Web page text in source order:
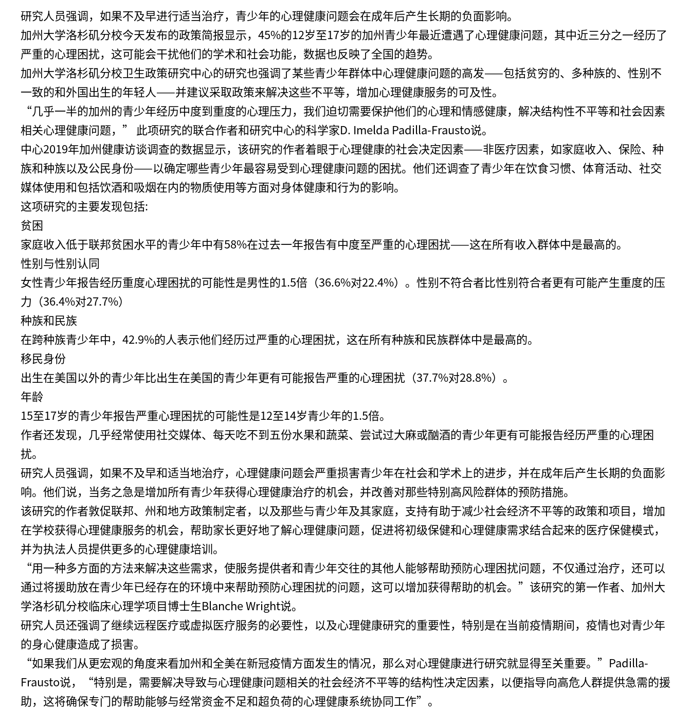
研究人员强调，如果不及早进行适当治疗，青少年的心理健康问题会在成年后产生长期的负面影响。
加州大学洛杉矶分校今天发布的政策简报显示，45%的12岁至17岁的加州青少年最近遭遇了心理健康问题，其中近三分之一经历了
严重的心理困扰，这可能会干扰他们的学术和社会功能，数据也反映了全国的趋势。
加州大学洛杉矶分校卫生政策研究中心的研究也强调了某些青少年群体中心理健康问题的高发——包括贫穷的、多种族的、性别不
一致的和外国出生的年轻人——并建议采取政策来解决这些不平等，增加心理健康服务的可及性。
“几乎一半的加州的青少年经历中度到重度的心理压力，我们迫切需要保护他们的心理和情感健康，解决结构性不平等和社会因素
相关心理健康问题，” 此项研究的联合作者和研究中心的科学家D. Imelda Padilla-Frausto说。
中心2019年加州健康访谈调查的数据显示，该研究的作者着眼于心理健康的社会决定因素——非医疗因素，如家庭收入、保险、种
族和种族以及公民身份——以确定哪些青少年最容易受到心理健康问题的困扰。他们还调查了青少年在饮食习惯、体育活动、社交
媒体使用和包括饮酒和吸烟在内的物质使用等方面对身体健康和行为的影响。
这项研究的主要发现包括:
贫困
家庭收入低于联邦贫困水平的青少年中有58%在过去一年报告有中度至严重的心理困扰——这在所有收入群体中是最高的。
性别与性别认同
女性青少年报告经历重度心理困扰的可能性是男性的1.5倍（36.6%对22.4%）。性别不符合者比性别符合者更有可能产生重度的压
力（36.4%对27.7%）
种族和民族
在跨种族青少年中，42.9%的人表示他们经历过严重的心理困扰，这在所有种族和民族群体中是最高的。
移民身份
出生在美国以外的青少年比出生在美国的青少年更有可能报告严重的心理困扰（37.7%对28.8%）。
年龄
15至17岁的青少年报告严重心理困扰的可能性是12至14岁青少年的1.5倍。
作者还发现，几乎经常使用社交媒体、每天吃不到五份水果和蔬菜、尝试过大麻或酗酒的青少年更有可能报告经历严重的心理困
扰。
研究人员强调，如果不及早和适当地治疗，心理健康问题会严重损害青少年在社会和学术上的进步，并在成年后产生长期的负面影
响。他们说，当务之急是增加所有青少年获得心理健康治疗的机会，并改善对那些特别高风险群体的预防措施。
该研究的作者敦促联邦、州和地方政策制定者，以及那些与青少年及其家庭，支持有助于减少社会经济不平等的政策和项目，增加
在学校获得心理健康服务的机会，帮助家长更好地了解心理健康问题，促进将初级保健和心理健康需求结合起来的医疗保健模式，
并为执法人员提供更多的心理健康培训。
“用一种多方面的方法来解决这些需求，使服务提供者和青少年交往的其他人能够帮助预防心理困扰问题，不仅通过治疗，还可以
通过将援助放在青少年已经存在的环境中来帮助预防心理困扰的问题，这可以增加获得帮助的机会。”该研究的第一作者、加州大
学洛杉矶分校临床心理学项目博士生Blanche Wright说。
研究人员还强调了继续远程医疗或虚拟医疗服务的必要性，以及心理健康研究的重要性，特别是在当前疫情期间，疫情也对青少年
的身心健康造成了损害。
“如果我们从更宏观的角度来看加州和全美在新冠疫情方面发生的情况，那么对心理健康进行研究就显得至关重要。”Padilla-
Frausto说，“特别是，需要解决导致与心理健康问题相关的社会经济不平等的结构性决定因素，以便指导向高危人群提供急需的援
助，这将确保专门的帮助能够与经常资金不足和超负荷的心理健康系统协同工作”。